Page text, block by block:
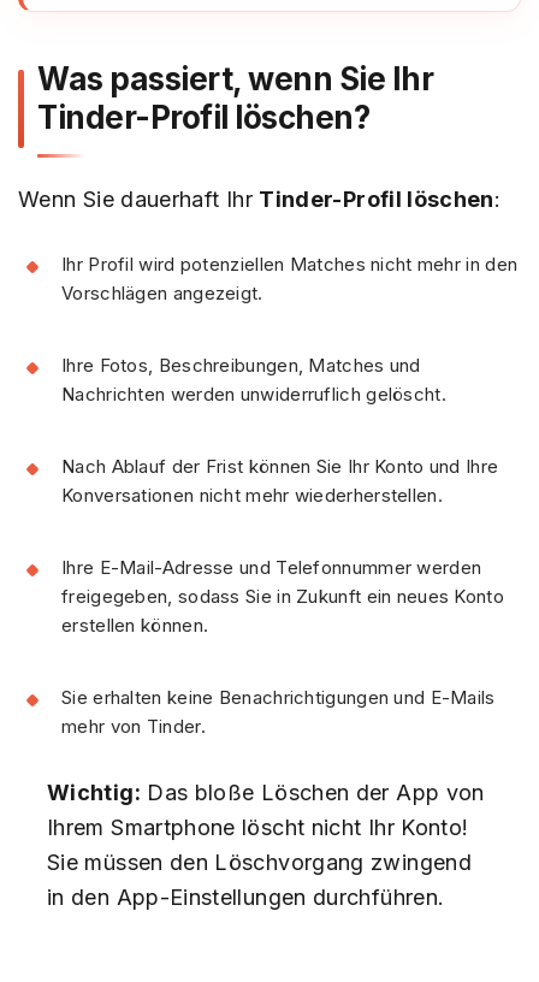
Was passiert, wenn Sie Ihr
Tinder-Profil löschen?
Wenn Sie dauerhaft Ihr Tinder-Profil löschen:
Ihr Profil wird potenziellen Matches nicht mehr in den
Vorschlägen angezeigt.
Ihre Fotos, Beschreibungen, Matches und
Nachrichten werden unwiderruflich gelöscht.
Nach Ablauf der Frist können Sie Ihr Konto und Ihre
Konversationen nicht mehr wiederherstellen.
Ihre E-Mail-Adresse und Telefonnummer werden
freigegeben, sodass Sie in Zukunft ein neues Konto
erstellen können.
Sie erhalten keine Benachrichtigungen und E-Mails
mehr von Tinder.
Wichtig: Das bloße Löschen der App von
Ihrem Smartphone löscht nicht Ihr Konto!
Sie müssen den Löschvorgang zwingend
in den App-Einstellungen durchführen.